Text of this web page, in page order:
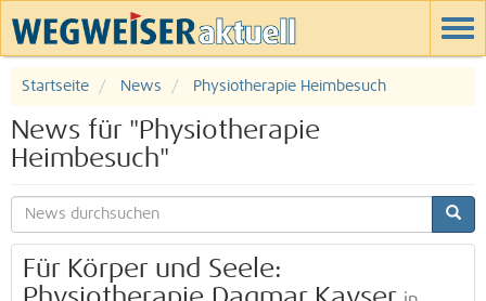
Startseite News Physiotherapie Heimbesuch
News für "Physiotherapie
Heimbesuch"
Für Körper und Seele: